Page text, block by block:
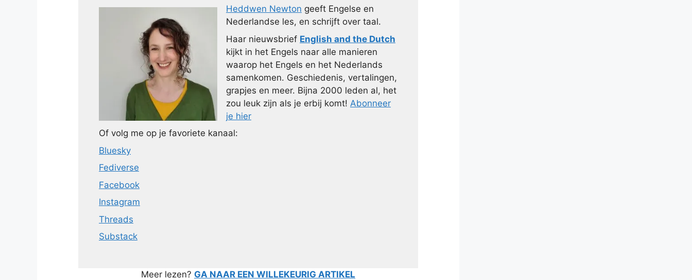
Heddwen Newton geeft Engelse en
Nederlandse les, en schrijft over taal.
Haar nieuwsbrief English and the Dutch
kijkt in het Engels naar alle manieren
waarop het Engels en het Nederlands
samenkomen. Geschiedenis, vertalingen,
grapjes en meer. Bijna 2000 leden al, het
zou leuk zijn als je erbij komt! Abonneer
je hier
Of volg me op je favoriete kanaal:
Bluesky
Fediverse
Facebook
Instagram
Threads
Substack
Meer lezen? GA NAAR EEN WILLEKEURIG ARTIKEL